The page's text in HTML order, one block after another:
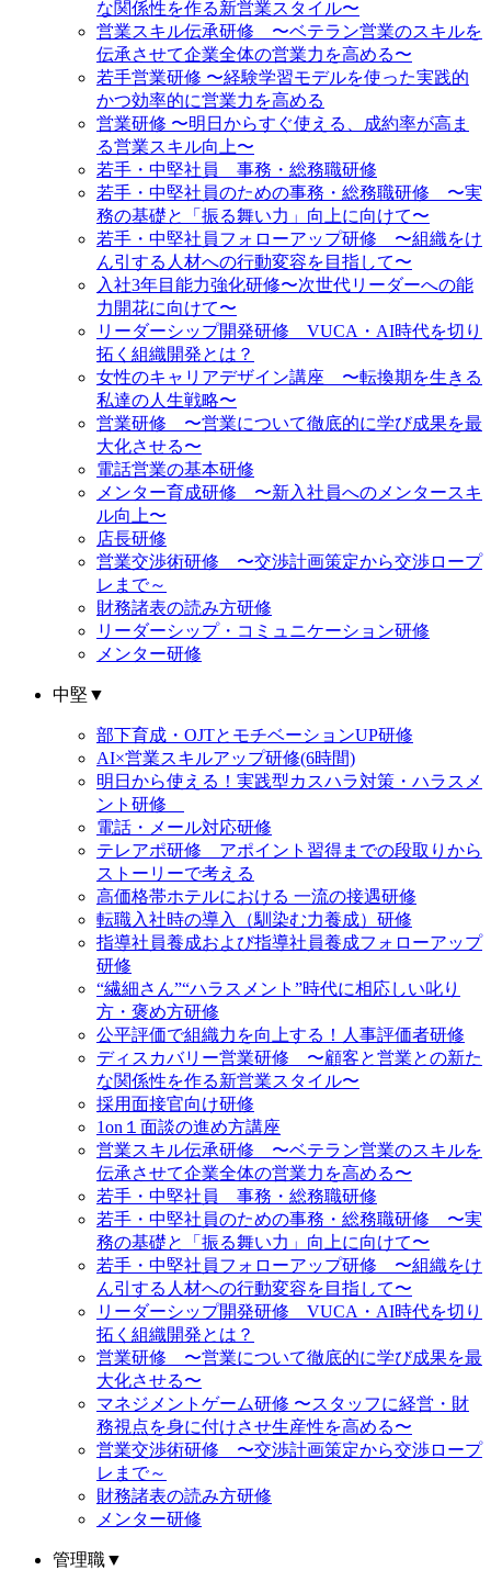
な関係性を作る新営業スタイル〜
営業スキル伝承研修 〜ベテラン営業のスキルを
伝承させて企業全体の営業力を高める〜
若手営業研修 〜経験学習モデルを使った実践的
かつ効率的に営業力を高める
営業研修 〜明日からすぐ使える、成約率が高ま
る営業スキル向上〜
若手・中堅社員 事務・総務職研修
若手・中堅社員のための事務・総務職研修 〜実
務の基礎と「振る舞い力」向上に向けて〜
若手・中堅社員フォローアップ研修 〜組織をけ
ん引する人材への行動変容を目指して〜
入社3年目能力強化研修〜次世代リーダーへの能
力開花に向けて〜
リーダーシップ開発研修 VUCA・AI時代を切り
拓く組織開発とは？
女性のキャリアデザイン講座 〜転換期を生きる
私達の人生戦略〜
営業研修 〜営業について徹底的に学び成果を最
大化させる〜
電話営業の基本研修
メンター育成研修 〜新入社員へのメンタースキ
ル向上〜
店長研修
営業交渉術研修 〜交渉計画策定から交渉ロープ
レまで～
財務諸表の読み方研修
リーダーシップ・コミュニケーション研修
メンター研修
中堅 ▼
部下育成・OJTとモチベーションUP研修
AI×営業スキルアップ研修(6時間)
明日から使える！実践型カスハラ対策・ハラスメ
ント研修
電話・メール対応研修
テレアポ研修 アポイント習得までの段取りから
ストーリーで考える
高価格帯ホテルにおける 一流の接遇研修
転職入社時の導入（馴染む力養成）研修
指導社員養成および指導社員養成フォローアップ
研修
“繊細さん”“ハラスメント”時代に相応しい叱り
方・褒め方研修
公平評価で組織力を向上する！人事評価者研修
ディスカバリー営業研修 〜顧客と営業との新た
な関係性を作る新営業スタイル〜
採用面接官向け研修
1on１面談の進め方講座
営業スキル伝承研修 〜ベテラン営業のスキルを
伝承させて企業全体の営業力を高める〜
若手・中堅社員 事務・総務職研修
若手・中堅社員のための事務・総務職研修 〜実
務の基礎と「振る舞い力」向上に向けて〜
若手・中堅社員フォローアップ研修 〜組織をけ
ん引する人材への行動変容を目指して〜
リーダーシップ開発研修 VUCA・AI時代を切り
拓く組織開発とは？
営業研修 〜営業について徹底的に学び成果を最
大化させる〜
マネジメントゲーム研修 〜スタッフに経営・財
務視点を身に付けさせ生産性を高める〜
営業交渉術研修 〜交渉計画策定から交渉ロープ
レまで～
財務諸表の読み方研修
メンター研修
管理職▼